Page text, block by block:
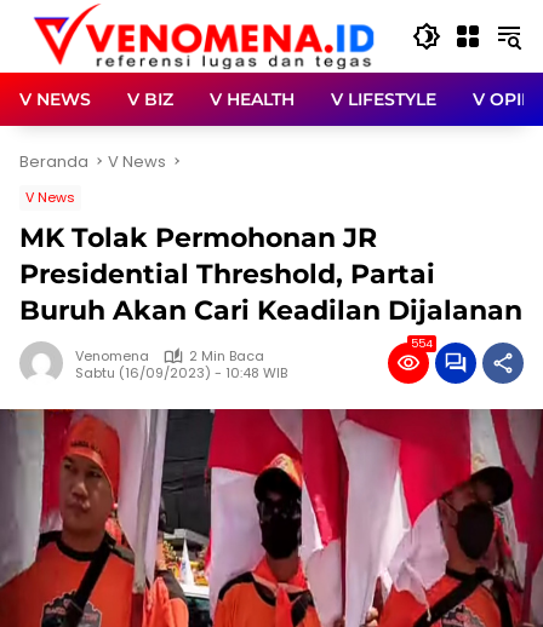
Langsung
konten
V NEWS V BIZ V HEALTH V LIFESTYLE V OPINI
Beranda V News
V News
MK Tolak Permohonan JR
Presidential Threshold, Partai
Buruh Akan Cari Keadilan Dijalanan
Venomena
2 Min Baca
Sabtu (16/09/2023) - 10:48 WIB
554